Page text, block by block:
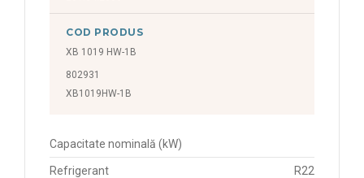
COD PRODUS
XB 1019 HW-1B
802931
XB1019HW-1B
Capacitate nominală (kW)
Refrigerant R22